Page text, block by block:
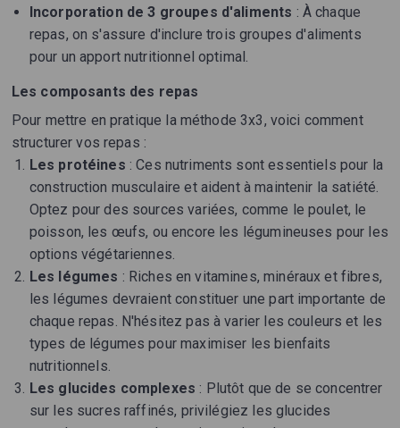
Incorporation de 3 groupes d'aliments : À chaque
repas, on s'assure d'inclure trois groupes d'aliments
pour un apport nutritionnel optimal.
Les composants des repas
Pour mettre en pratique la méthode 3x3, voici comment
structurer vos repas :
Les protéines : Ces nutriments sont essentiels pour la
construction musculaire et aident à maintenir la satiété.
Optez pour des sources variées, comme le poulet, le
poisson, les œufs, ou encore les légumineuses pour les
options végétariennes.
Les légumes : Riches en vitamines, minéraux et fibres,
les légumes devraient constituer une part importante de
chaque repas. N'hésitez pas à varier les couleurs et les
types de légumes pour maximiser les bienfaits
nutritionnels.
Les glucides complexes : Plutôt que de se concentrer
sur les sucres raffinés, privilégiez les glucides